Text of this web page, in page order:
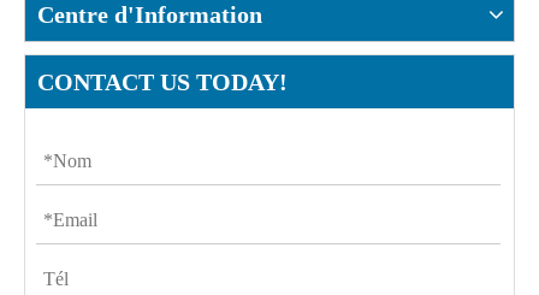
Centre d'Information
CONTACT US TODAY!